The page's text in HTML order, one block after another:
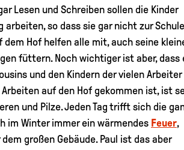
Lesen und Schreiben sollen die Kinder
arbeiten, so dass sie gar nicht zur Schule
Hof helfen alle mit, auch seine
füttern. Noch wichtiger ist aber, dass
und den Kindern der vielen Arbeiter
Arbeiten auf den Hof gekommen ist, ist
und Pilze. Jeden Tag trifft sich die
im Winter immer ein wärmendes Feuer,
großen Gebäude. Paul ist das aber